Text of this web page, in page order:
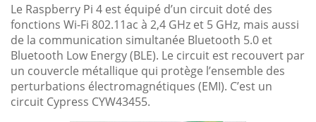
Le Raspberry Pi 4 est équipé d’un circuit doté des
fonctions Wi-Fi 802.11ac à 2,4 GHz et 5 GHz, mais aussi
de la communication simultanée Bluetooth 5.0 et
Bluetooth Low Energy (BLE). Le circuit est recouvert par
un couvercle métallique qui protège l’ensemble des
perturbations électromagnétiques (EMI). C’est un
circuit Cypress CYW43455.